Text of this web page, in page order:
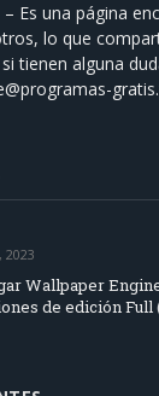
Es una página
lo que
tienen alguna
2023
Wallpaper
de edición Full